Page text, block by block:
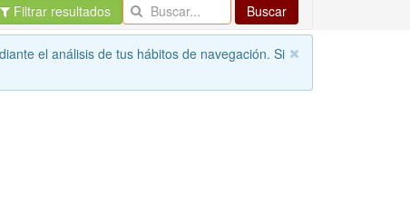
Filtrar resultados Buscar
el análisis de tus hábitos de navegación. Si